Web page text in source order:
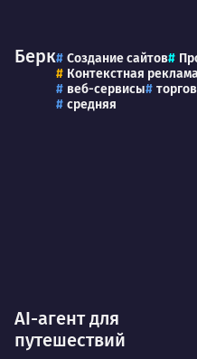
Берк Создание сайтов
Контекстная реклама
веб-сервисы
средняя
AI-агент для
путешествий